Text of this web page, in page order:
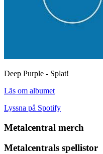
Deep Purple - Splat!
Läs om albumet
Lyssna på Spotify
Metalcentral merch
Metalcentrals spellistor